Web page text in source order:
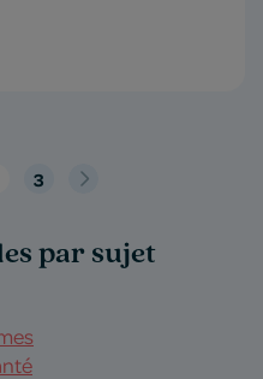
3
Suivant
par sujet